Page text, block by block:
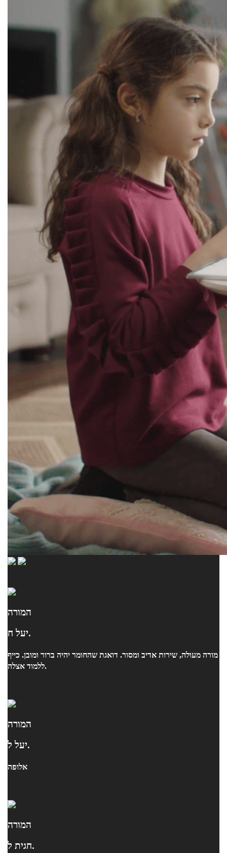
המורה
יעל ח.
מורה מעולה, שירות אדיב ומסור. דואגת שהחומר יהיה ברור ומובן. כייף
ללמוד אצלה.
המורה
יעל ל.
אלופה
המורה
חגית ל.